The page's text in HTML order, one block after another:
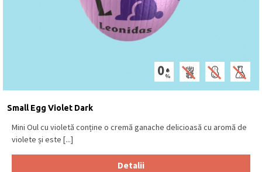
Small Egg Violet Dark
Mini Oul cu violetă conține o cremă ganache delicioasă cu aromă de
violete și este [...]
Detalii